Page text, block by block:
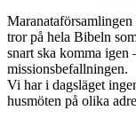
tror på hela Bibeln
snart ska komma igen
missionsbefallningen.
Vi har i dagsläget
husmöten på olika